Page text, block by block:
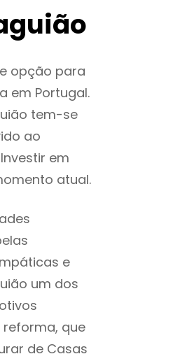
opção para
em Portugal.
tem-se
ao
em
atual.
e
um dos
que
de Casas